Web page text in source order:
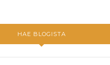
HAE BLOGISTA